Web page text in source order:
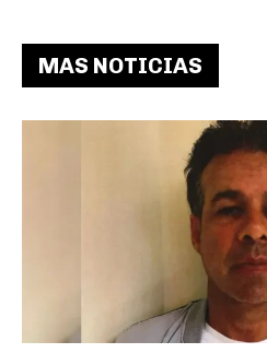
MAS NOTICIAS